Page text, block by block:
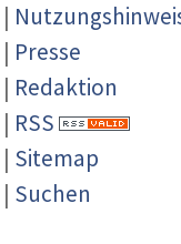
|
| Presse
| Redaktion
| RSS
| Sitemap
| Suchen